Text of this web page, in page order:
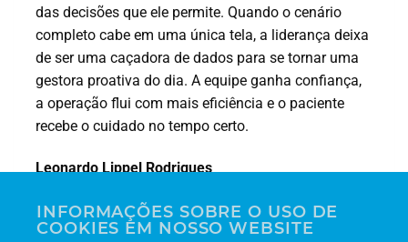
das decisões que ele permite. Quando o cenário
completo cabe em uma única tela, a liderança deixa
de ser uma caçadora de dados para se tornar uma
gestora proativa do dia. A equipe ganha confiança,
a operação flui com mais eficiência e o paciente
recebe o cuidado no tempo certo.
Leonardo Lippel Rodrigues
INFORMAÇÕES SOBRE O USO DE
COOKIES EM NOSSO WEBSITE